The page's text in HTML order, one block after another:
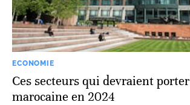
ECONOMIE
Ces secteurs qui devraient
marocaine en 2024